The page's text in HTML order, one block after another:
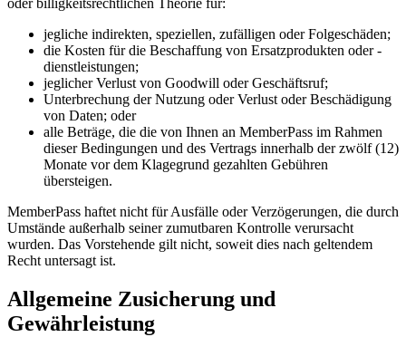
oder billigkeitsrechtlichen Theorie für:
jegliche indirekten, speziellen, zufälligen oder Folgeschäden;
die Kosten für die Beschaffung von Ersatzprodukten oder -
dienstleistungen;
jeglicher Verlust von Goodwill oder Geschäftsruf;
Unterbrechung der Nutzung oder Verlust oder Beschädigung
von Daten; oder
alle Beträge, die die von Ihnen an MemberPass im Rahmen
dieser Bedingungen und des Vertrags innerhalb der zwölf (12)
Monate vor dem Klagegrund gezahlten Gebühren
übersteigen.
MemberPass haftet nicht für Ausfälle oder Verzögerungen, die durch
Umstände außerhalb seiner zumutbaren Kontrolle verursacht
wurden. Das Vorstehende gilt nicht, soweit dies nach geltendem
Recht untersagt ist.
Allgemeine Zusicherung und
Gewährleistung